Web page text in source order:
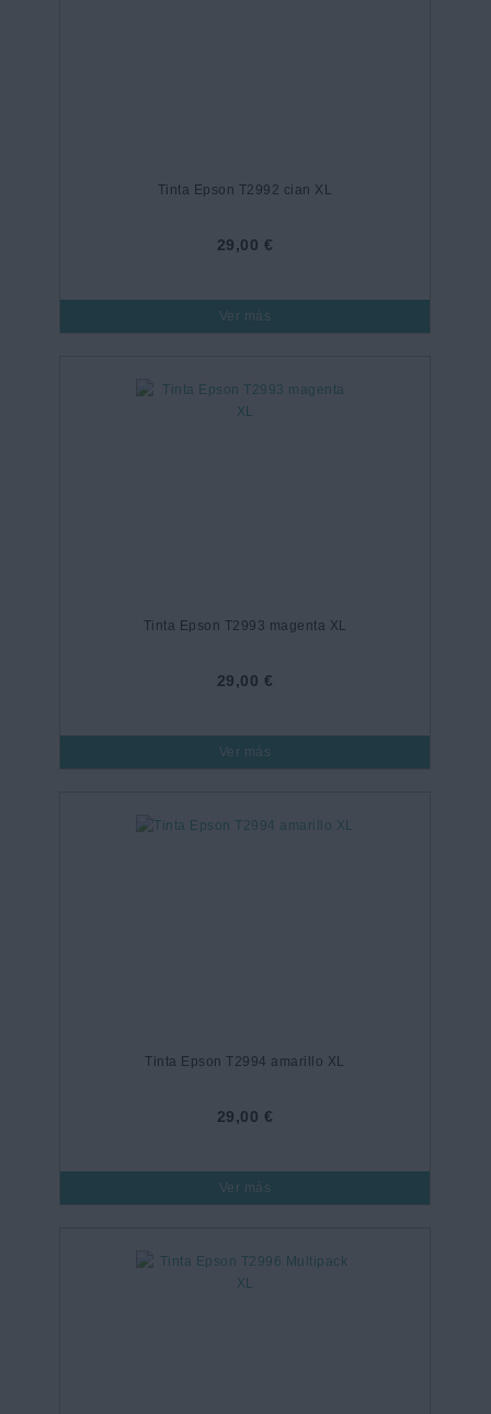
Tinta Epson T2992 cian XL
29,00 €
Ver más
Tinta Epson T2993 magenta XL
29,00 €
Ver más
Tinta Epson T2994 amarillo XL
29,00 €
Ver más